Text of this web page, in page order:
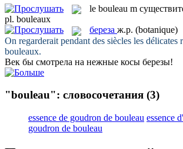
le bouleau m
pl. bouleaux
береза ж.р. (botanique)
On regarderait pendant des siècles les délicates
bouleaux.
Век бы смотрела на нежные косы березы!
"bouleau": словосочетания (3)
essence de goudron de bouleau essence
goudron de bouleau